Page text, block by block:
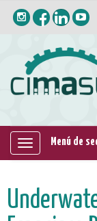
Mostrar/ocultar
Menú de